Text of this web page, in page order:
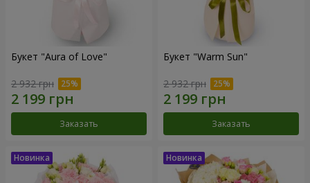
Букет "Aura of Love"
2 932 грн
Заказать
Букет "Warm Sun"
2 932 грн
Заказать